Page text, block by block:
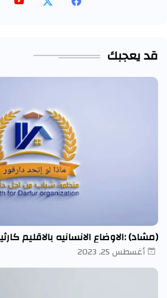
قد يعجبك
(مشاد) :الاوضاع الانسانيه بالاقليم
أغسطس 25, 2023